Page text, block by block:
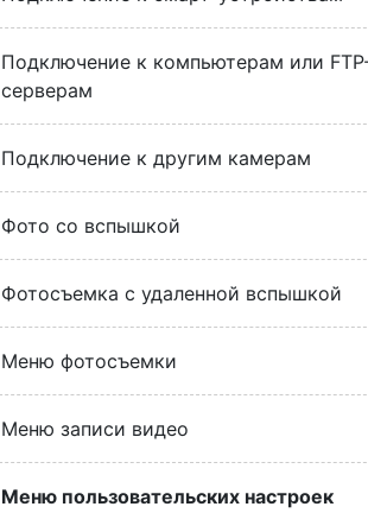
Подключение к компьютерам или
серверам
Подключение к другим камерам
Фото со вспышкой
Фотосъемка с удаленной вспышкой
Меню фотосъемки
Меню записи видео
Меню пользовательских настроек